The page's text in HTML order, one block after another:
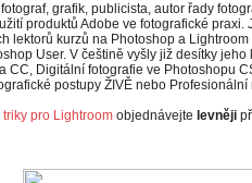
grafik, publicista, autor řady
produktů Adobe ve fotografické praxi.
lektorů kurzů na Photoshop a
User. V češtině vyšly již desítky
CC, Digitální fotografie ve Photoshopu
postupy ŽIVĚ nebo
triky pro Lightroom objednávejte levněji